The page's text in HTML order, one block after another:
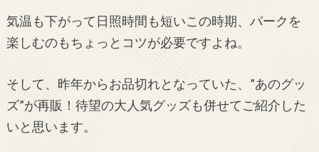
気温も下がって日照時間も短いこの時期、パークを
楽しむのもちょっとコツが必要ですよね。
そして、昨年からお品切れとなっていた、”あのグッ
ズ”が再販！待望の大人気グッズも併せてご紹介した
いと思います。